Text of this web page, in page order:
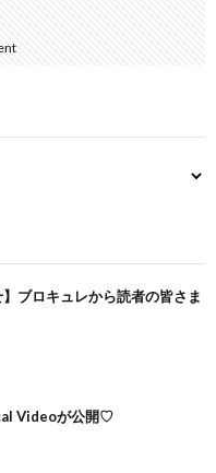
ブロキュレから読者の皆さま
Videoが公開♡